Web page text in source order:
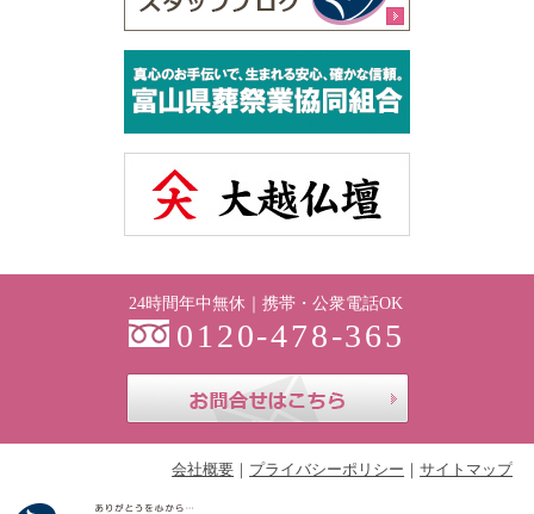
24時間年中無休｜携帯・公衆電話OK
0120-478-365
会社概要 プライバシーポリシー サイトマップ